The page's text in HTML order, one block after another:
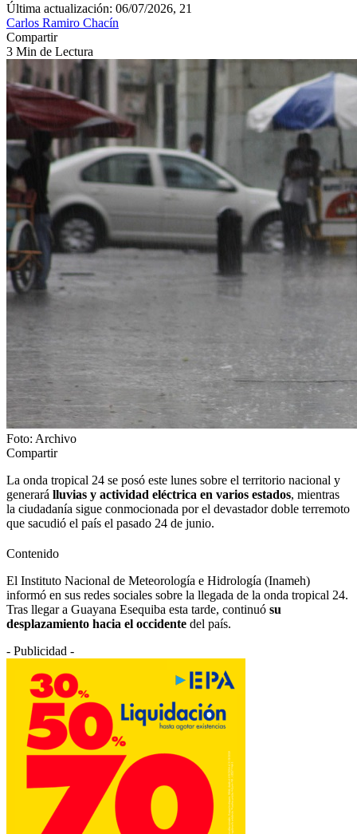
Última actualización: 06/07/2026, 21
Carlos Ramiro Chacín
Compartir
3 Min de Lectura
Foto: Archivo
Compartir
La onda tropical 24 se posó este lunes sobre el territorio nacional y
generará lluvias y actividad eléctrica en varios estados, mientras
la ciudadanía sigue conmocionada por el devastador doble terremoto
que sacudió el país el pasado 24 de junio.
Contenido
El Instituto Nacional de Meteorología e Hidrología (Inameh)
informó en sus redes sociales sobre la llegada de la onda tropical 24.
Tras llegar a Guayana Esequiba esta tarde, continuó su
desplazamiento hacia el occidente del país.
- Publicidad -